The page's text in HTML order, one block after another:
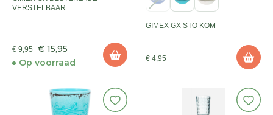
VERSTELBAAR
€ 9,95
€ 15,95
Op voorraad
GIMEX GX STO KOM
€ 4,95